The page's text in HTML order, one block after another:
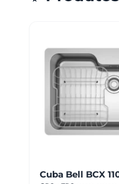
Cuba Bell BCX
As
na